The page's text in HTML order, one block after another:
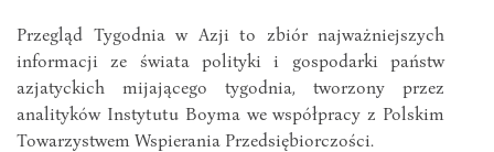
Przegląd Tygodnia w Azji to zbiór najważniejszych
informacji ze świata polityki i gospodarki państw
azjatyckich mijającego tygodnia, tworzony przez
analityków Instytutu Boyma we współpracy z Polskim
Towarzystwem Wspierania Przedsiębiorczości.